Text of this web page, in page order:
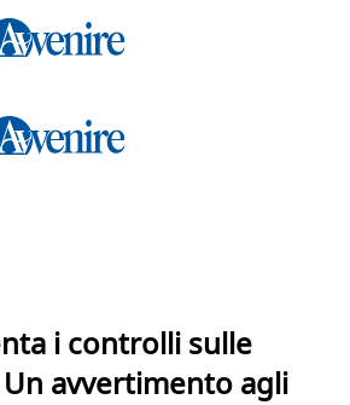
i controlli sulle
avvertimento agli